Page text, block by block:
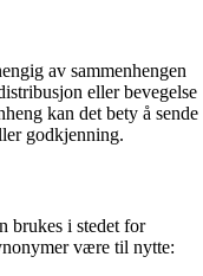
av sammenhengen
eller bevegelse
kan det bety å sende
godkjenning.
brukes i stedet for
være til nytte: